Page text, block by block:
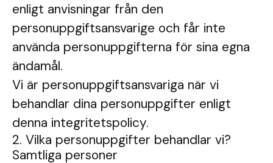
enligt anvisningar från den
personuppgiftsansvarige och får inte
använda personuppgifterna för sina egna
ändamål.
Vi är personuppgiftsansvariga när vi
behandlar dina personuppgifter enligt
denna integritetspolicy.
2. Vilka personuppgifter behandlar vi?
Samtliga personer